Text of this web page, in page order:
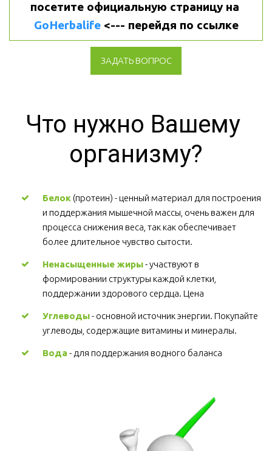
GoHerbalife <--- перейдя по ссылке
ЗАДАТЬ ВОПРОС
Что нужно Вашему
организму?
Белок (протеин) - ценный материал для построения
и поддержания мышечной массы, очень важен для
процесса снижения веса, так как обеспечивает
более длительное чувство сытости.
Ненасыщенные жиры - участвуют в
формировании структуры каждой клетки,
поддержании здорового сердца. Цена
Углеводы - основной источник энергии. Покупайте
углеводы, содержащие витамины и минералы.
Вода - для поддержания водного баланса